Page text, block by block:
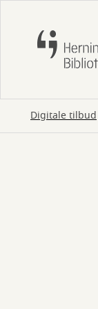
hovedindhold
Digitale tilbud